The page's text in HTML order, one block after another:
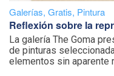
Galerías, Gratis, Pintura
Reflexión sobre la
La galería The Goma
de pinturas
elementos sin aparente